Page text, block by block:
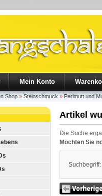
Mein Konto
Shop»Steinschmuck»Perlmutt und
Artikel
Die Suche
Möchten Sie
Suchbegriff: